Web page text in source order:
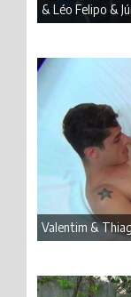
& Léo Felipo &
Valentim &